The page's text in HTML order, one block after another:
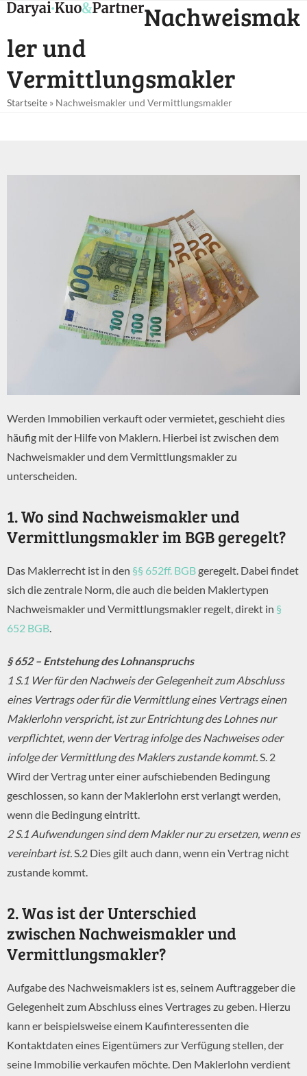
Skip
content
Open
menu
Close
menu
Nachweismak
ler und
Vermittlungsmakler
Startseite » Nachweismakler und Vermittlungsmakler
Werden Immobilien verkauft oder vermietet, geschieht dies
häufig mit der Hilfe von Maklern. Hierbei ist zwischen dem
Nachweismakler und dem Vermittlungsmakler zu
unterscheiden.
1. Wo sind Nachweismakler und
Vermittlungsmakler im BGB geregelt?
Das Maklerrecht ist in den §§ 652ff. BGB geregelt. Dabei findet
sich die zentrale Norm, die auch die beiden Maklertypen
Nachweismakler und Vermittlungsmakler regelt, direkt in §
652 BGB.
§ 652 – Entstehung des Lohnanspruchs
1 S.1 Wer für den Nachweis der Gelegenheit zum Abschluss
eines Vertrags oder für die Vermittlung eines Vertrags einen
Maklerlohn verspricht, ist zur Entrichtung des Lohnes nur
verpflichtet, wenn der Vertrag infolge des Nachweises oder
infolge der Vermittlung des Maklers zustande kommt.S. 2
Wird der Vertrag unter einer aufschiebenden Bedingung
geschlossen, so kann der Maklerlohn erst verlangt werden,
wenn die Bedingung eintritt.
2 S.1 Aufwendungen sind dem Makler nur zu ersetzen, wenn es
vereinbart ist.S.2 Dies gilt auch dann, wenn ein Vertrag nicht
zustande kommt.
2. Was ist der Unterschied
zwischen Nachweismakler und
Vermittlungsmakler?
Aufgabe des Nachweismaklers ist es, seinem Auftraggeber die
Gelegenheit zum Abschluss eines Vertrages zu geben. Hierzu
kann er beispielsweise einem Kaufinteressenten die
Kontaktdaten eines Eigentümers zur Verfügung stellen, der
seine Immobilie verkaufen möchte. Den Maklerlohn verdient